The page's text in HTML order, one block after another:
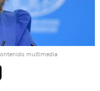
multimedia